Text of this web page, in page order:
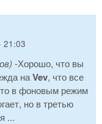
21:03
-Хорошо, что вы
наVev, что все
в фоновым режим
но в третью
...